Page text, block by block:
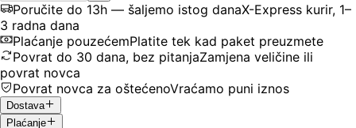
Poručite do 13h — šaljemo istog danaX-Express kurir, 1–
3 radna dana
Plaćanje pouzećemPlatite tek kad paket preuzmete
Povrat do 30 dana, bez pitanjaZamjena veličine ili
povrat novca
Povrat novca za oštećenoVraćamo puni iznos
Dostava
Plaćanje